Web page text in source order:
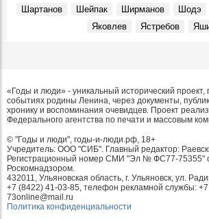
Шартанов
Шейпак Ширманов Шодэ
Яковлев
Ястребов
«Годы и люди» - уникальный исторический
событиях родины Ленина, через документы,
хронику и воспоминания очевидцев. Проект
Федерального агентства по печати и массовым
© "Годы и люди", годы-и-люди.рф, 18+
Учредитель: ООО "СИБ". Главный редактор:
Регистрационный номер СМИ "Эл № ФС77-75355"
Роскомнадзором.
432011, Ульяновская область, г. Ульяновск, ул.
+7 (8422) 41-03-85, телефон рекламной службы:
73online@mail.ru
Политика конфиденциальности